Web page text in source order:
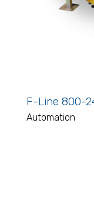
F-Line 800-
Automation